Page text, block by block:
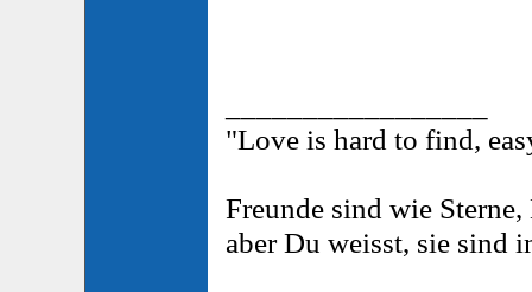
"Love is hard to find,
Freunde sind wie
aber Du weisst, sie sind